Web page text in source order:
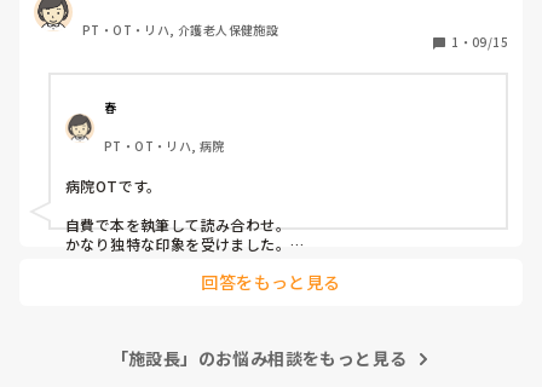
何箇所か施設や病院に勤めたのですか、独自のカテゴリー分
けと関わり方の指導だったので最初は驚きました。
なこと、ありますか？
PT・OT・リハ, 介護老人保健施設
1 ・ 09/15
春
PT・OT・リハ, 病院
病院OTです。
自費で本を執筆して読み合わせ。
かなり独特な印象を受けました。
利用者の方々に害がなければ良いのかなーと思いながらも、分
ょう。」というように設定しています。
回答をもっと見る
「施設長」のお悩み相談をもっと見る